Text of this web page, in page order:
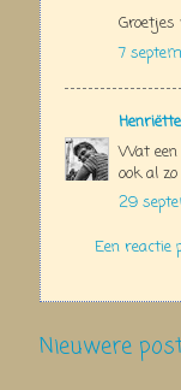
Groetjes
7
Henriëtte
Wat een
ook al
29
Een reactie
Nieuwere